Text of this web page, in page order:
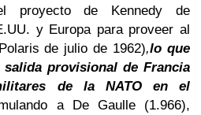
proyecto de Kennedy de
y Europa para proveer al
de julio de 1962),lo que
salida provisional de Francia
de la NATO en el
a De Gaulle (1.966),